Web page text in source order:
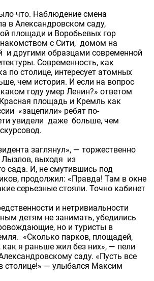
что. Наблюдение смена
в Александровском саду,
площади и Воробьевых гор
с Сити, домом на
другими образцами современной
Современность, как
по столице, интересует атомных
чем история. И если на вопрос
году умер Ленин?» ответом
площадь и Кремль как
«зацепили» ребят по-
увидели даже больше, чем
заглянул», — торжественно
выходя из
сада. И, не смутившись под
продолжил: «Правда! Там в окне
серьезные стояли. Точно кабинет
и нетривиальности
детям не занимать, убедились
но и туристы в
«Сколько парков, площадей,
как я раньше жил без них», — пели
саду. «Пусть все
— улыбался Максим